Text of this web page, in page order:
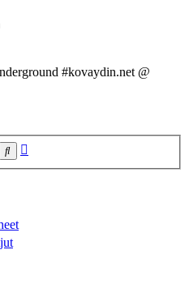
#kovaydin.net @
Etsi